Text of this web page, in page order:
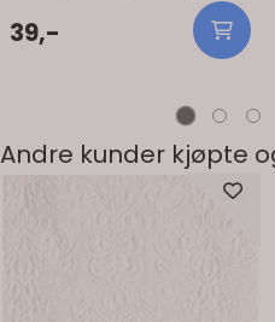
Paw Patrol papir godteposer til
bursdagsselskap. 4 stk i pakken.
39,-
Andre kunder kjøpte